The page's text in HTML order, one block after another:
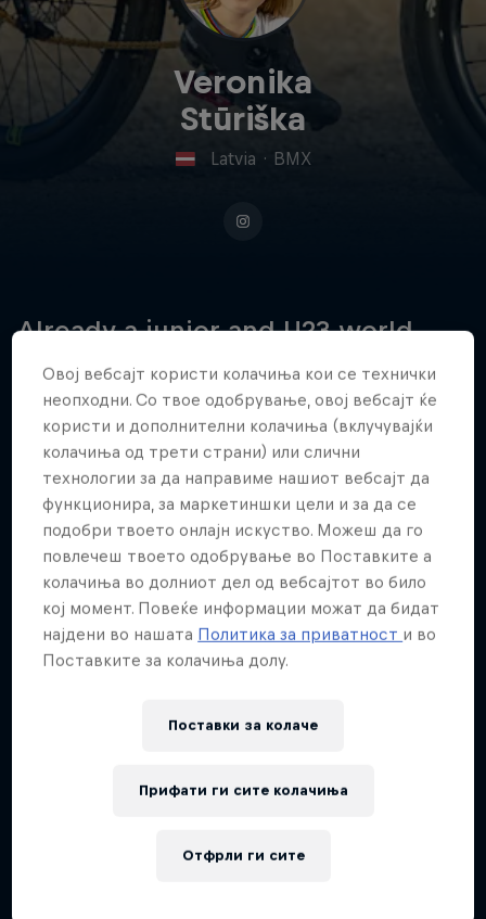
Veronika
Stūriška
Latvia · BMX
Already a junior and U23 world
champion, Veronika Stūriška is now
ready to claim her place as Latvia's
next big elite BMX racing star.
Датум на раѓање
28 Декември 2005
Место на раѓање
Jaunpiebalga
Возраст
20
Овој вебсајт користи колачиња кои се технички
неопходни. Со твое одобрување, овој вебсајт ќе
користи и дополнителни колачиња (вклучувајќи
колачиња од трети страни) или слични
технологии за да направиме нашиот вебсајт да
функционира, за маркетиншки цели и за да се
подобри твоето онлајн искуство. Можеш да го
повлечеш твоето одобрување во Поставките а
колачиња во долниот дел од вебсајтот во било
кој момент. Повеќе информации можат да бидат
најдени во нашата Политика за приватност и во
Поставките за колачиња долу.
Поставки за колачe
Отфрли ги сите
Прифати ги сите колачиња